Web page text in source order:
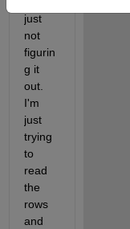
just
not
figurin
g it
out.
I'm
just
trying
to
read
the
rows
and